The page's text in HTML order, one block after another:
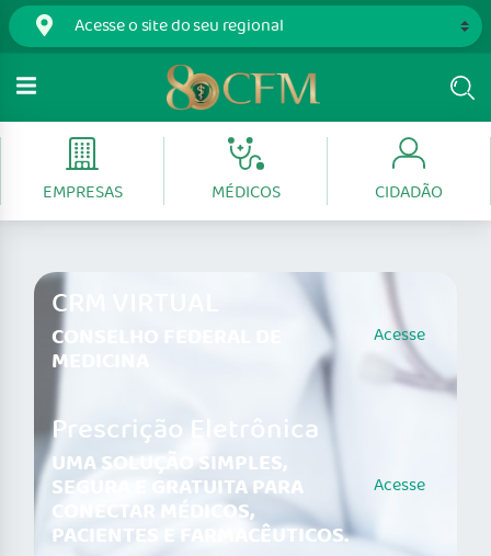
EMPRESAS MÉDICOS CIDADÃO
CRM VIRTUAL
CONSELHO FEDERAL DE
MEDICINA
Acesse
Prescrição Eletrônica
UMA SOLUÇÃO SIMPLES,
SEGURA E GRATUITA PARA
CONECTAR MÉDICOS,
PACIENTES E FARMACÊUTICOS.
Acesse